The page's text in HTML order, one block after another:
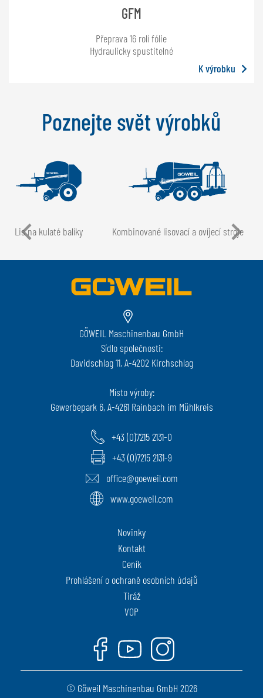
GFM
Přeprava 16 rolí fólie
Hydraulicky spustitelné
K výrobku
Poznejte svět výrobků
Lis na kulaté balíky Kombinované lisovací a ovíjecí stroje
GÖWEIL Maschinenbau GmbH
Sídlo společnosti:
Davidschlag 11, A-4202 Kirchschlag
Místo výroby:
Gewerbepark 6, A-4261 Rainbach im Mühlkreis
+43 (0)7215 2131-0
+43 (0)7215 2131-9
office@goeweil.com
www.goeweil.com
Novinky
Kontakt
Ceník
Prohlášení o ochraně osobních údajů
Tiráž
VOP
Facebook
YoutubeInstagram
© Göweil Maschinenbau GmbH 2026